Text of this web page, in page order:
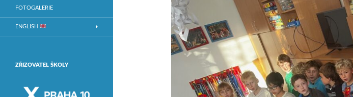
FOTOGALERIE
ENGLISH
ZŘIZOVATEL ŠKOLY